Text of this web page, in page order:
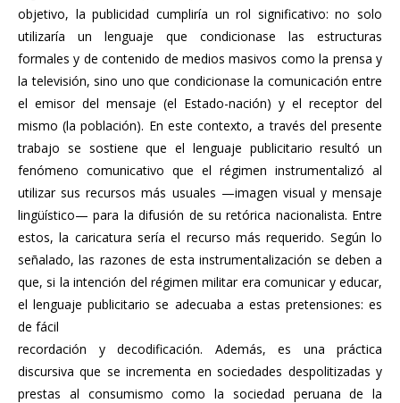
objetivo, la publicidad cumpliría un rol significativo: no solo
utilizaría un lenguaje que condicionase las estructuras
formales y de contenido de medios masivos como la prensa y
la televisión, sino uno que condicionase la comunicación entre
el emisor del mensaje (el Estado-nación) y el receptor del
mismo (la población). En este contexto, a través del presente
trabajo se sostiene que el lenguaje publicitario resultó un
fenómeno comunicativo que el régimen instrumentalizó al
utilizar sus recursos más usuales —imagen visual y mensaje
lingüístico— para la difusión de su retórica nacionalista. Entre
estos, la caricatura sería el recurso más requerido. Según lo
señalado, las razones de esta instrumentalización se deben a
que, si la intención del régimen militar era comunicar y educar,
el lenguaje publicitario se adecuaba a estas pretensiones: es
de fácil
recordación y decodificación. Además, es una práctica
discursiva que se incrementa en sociedades despolitizadas y
prestas al consumismo como la sociedad peruana de la